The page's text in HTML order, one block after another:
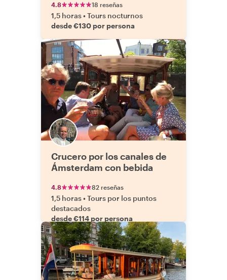
4.8 18 reseñas
1,5 horas•Tours nocturnos
desde €130 por persona
Crucero por los canales de
Ámsterdam con bebida
4.8 82 reseñas
1,5 horas•Tours por los puntos
destacados
desde €114 por persona